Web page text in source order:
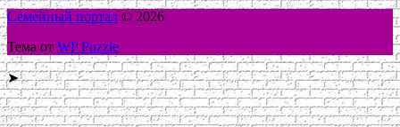
Семейный портал © 2026
Тема от WP Puzzle
➤